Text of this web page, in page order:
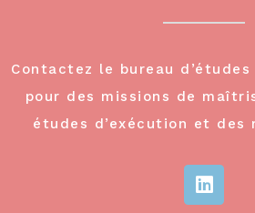
Contactez le bureau
pour des missions de
études d’exécution et des